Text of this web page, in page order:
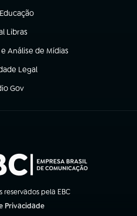
nova aba)
Libras
em nova aba)
Análise de Mídias
Legal
nova aba)
Gov
em nova aba)
reservados pela EBC
Privacidade